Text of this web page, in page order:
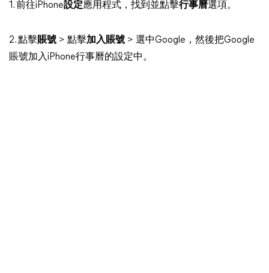
1. 前往iPhone設定應用程式，找到並點擊行事曆選項。
2. 點擊賬號 > 點擊加入賬號 > 選中Google，然後把Google
賬號加入iPhone行事曆的設定中。